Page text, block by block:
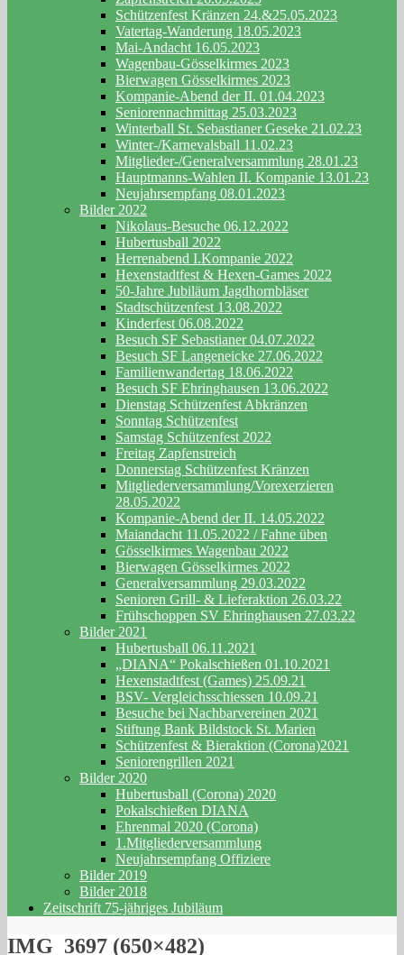
Schützenfest Kränzen 24.&25.05.2023
Vatertag-Wanderung 18.05.2023
Mai-Andacht 16.05.2023
Wagenbau-Gösselkirmes 2023
Bierwagen Gösselkirmes 2023
Kompanie-Abend der II. 01.04.2023
Seniorennachmittag 25.03.2023
Winterball St. Sebastianer Geseke 21.02.23
Winter-/Karnevalsball 11.02.23
Mitglieder-/Generalversammlung 28.01.23
Hauptmanns-Wahlen II. Kompanie 13.01.23
Neujahrsempfang 08.01.2023
Bilder 2022
Nikolaus-Besuche 06.12.2022
Hubertusball 2022
Herrenabend I.Kompanie 2022
Hexenstadtfest & Hexen-Games 2022
50-Jahre Jubiläum Jagdhornbläser
Stadtschützenfest 13.08.2022
Kinderfest 06.08.2022
Besuch SF Sebastianer 04.07.2022
Besuch SF Langeneicke 27.06.2022
Familienwandertag 18.06.2022
Besuch SF Ehringhausen 13.06.2022
Dienstag Schützenfest Abkränzen
Sonntag Schützenfest
Samstag Schützenfest 2022
Freitag Zapfenstreich
Donnerstag Schützenfest Kränzen
Mitgliederversammlung/Vorexerzieren
28.05.2022
Kompanie-Abend der II. 14.05.2022
Maiandacht 11.05.2022 / Fahne üben
Gösselkirmes Wagenbau 2022
Bierwagen Gösselkirmes 2022
Generalversammlung 29.03.2022
Senioren Grill- & Lieferaktion 26.03.22
Frühschoppen SV Ehringhausen 27.03.22
Bilder 2021
Hubertusball 06.11.2021
„DIANA“ Pokalschießen 01.10.2021
Hexenstadtfest (Games) 25.09.21
BSV- Vergleichsschiessen 10.09.21
Besuche bei Nachbarvereinen 2021
Stiftung Bank Bildstock St. Marien
Schützenfest & Bieraktion (Corona)2021
Seniorengrillen 2021
Bilder 2020
Hubertusball (Corona) 2020
Pokalschießen DIANA
Ehrenmal 2020 (Corona)
1.Mitgliederversammlung
Neujahrsempfang Offiziere
Bilder 2019
Bilder 2018
Zeitschrift 75-jähriges Jubiläum
IMG_3697 (650×482)